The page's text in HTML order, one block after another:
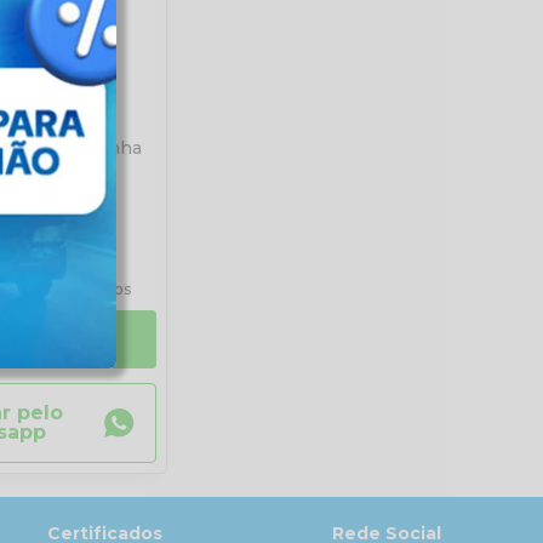
Plástico Linha
sem juros
pelo
Certificados Rede Social